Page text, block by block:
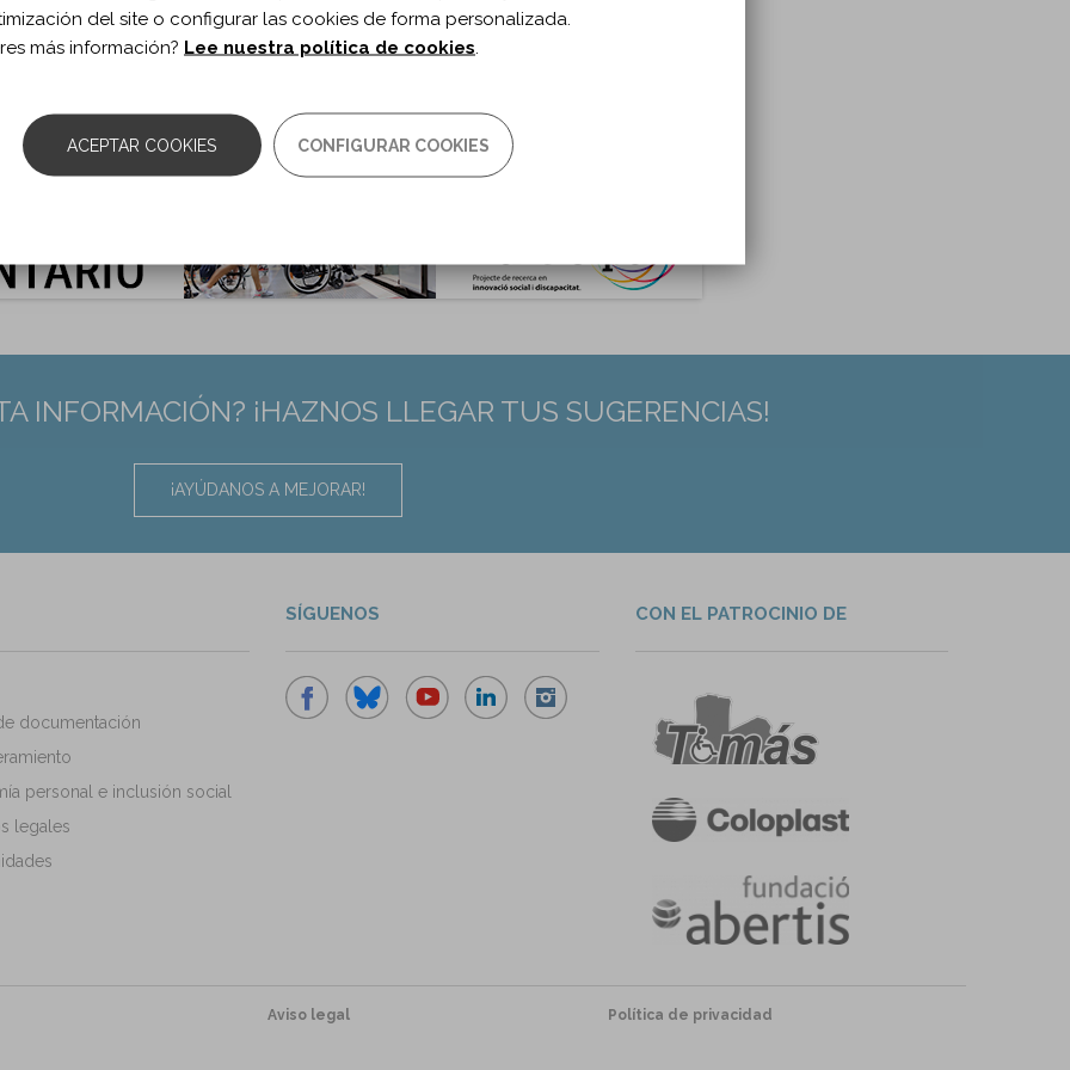
documento: Artículo
documento:Inglés
10.1177/1545968319893299
31904298
INFORMACIÓN? ¡HAZNOS LLEGAR TUS SUGERENCIAS!
¡AYÚDANOS A MEJORAR!
documentación
personal e inclusión social
legales
SÍGUENOS CON EL PATROCINIO DE
Aviso legal
Política de privacidad
del site o configurar las cookies de forma personalizada.
más información? Lee nuestra política de cookies
ACEPTAR COOKIES CONFIGURAR COOKIES